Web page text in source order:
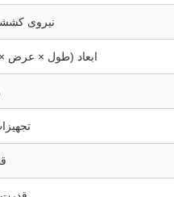
نیروی
ابعاد (طول × عرض ×